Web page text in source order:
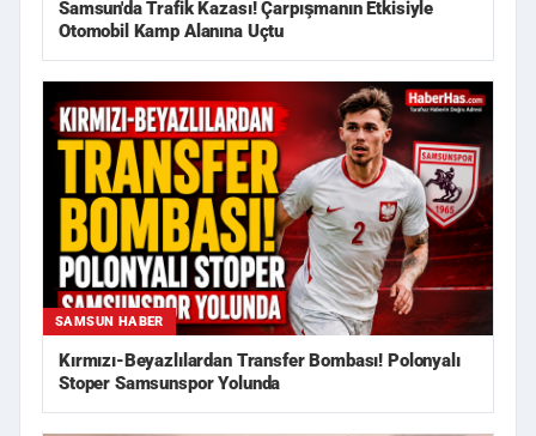
Samsun'da Trafik Kazası! Çarpışmanın Etkisiyle
Otomobil Kamp Alanına Uçtu
SAMSUN HABER
Kırmızı-Beyazlılardan Transfer Bombası! Polonyalı
Stoper Samsunspor Yolunda